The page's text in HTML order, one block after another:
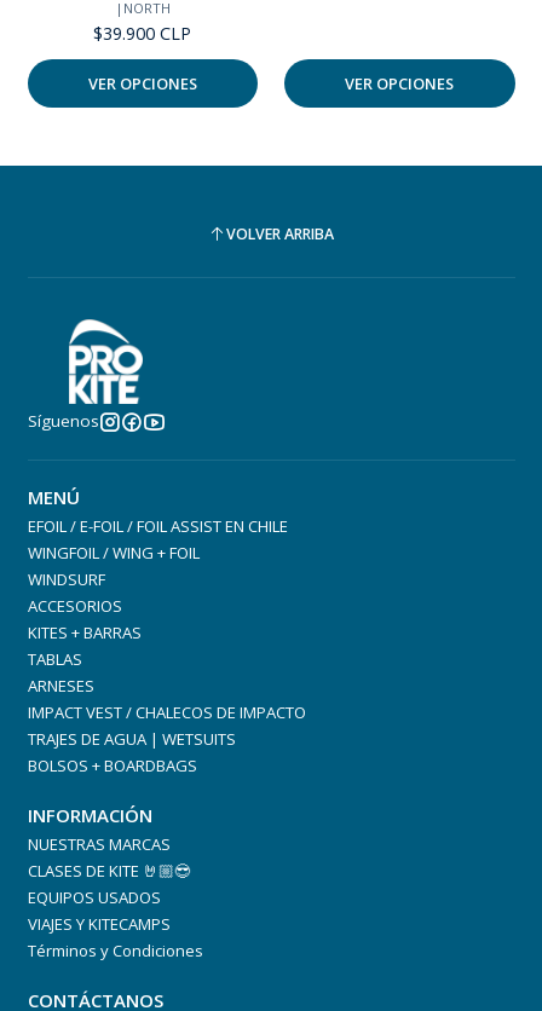
| NORTH
$39.900 CLP
VER OPCIONES VER OPCIONES
VOLVER ARRIBA
Síguenos
MENÚ
EFOIL / E-FOIL / FOIL ASSIST EN CHILE
WINGFOIL / WING + FOIL
WINDSURF
ACCESORIOS
KITES + BARRAS
TABLAS
ARNESES
IMPACT VEST / CHALECOS DE IMPACTO
TRAJES DE AGUA | WETSUITS
BOLSOS + BOARDBAGS
INFORMACIÓN
NUESTRAS MARCAS
CLASES DE KITE 🤘🏼😎
EQUIPOS USADOS
VIAJES Y KITECAMPS
Términos y Condiciones
CONTÁCTANOS